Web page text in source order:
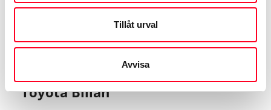
Tillåt urval
Avvisa
Toyota Billån